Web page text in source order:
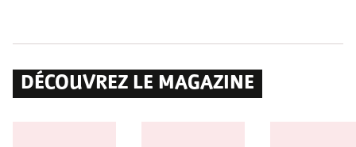
DÉCOUVREZ LE MAGAZINE